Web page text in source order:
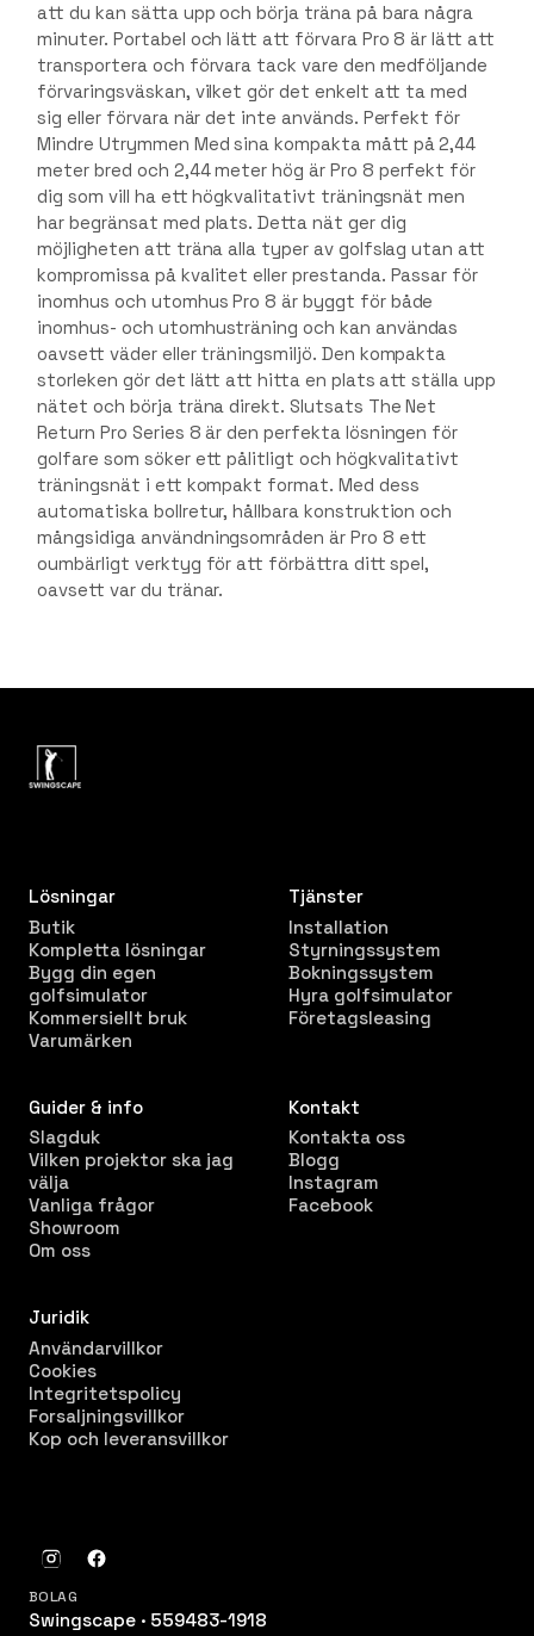
att du kan sätta upp och börja träna på bara några
minuter. Portabel och lätt att förvara Pro 8 är lätt att
transportera och förvara tack vare den medföljande
förvaringsväskan, vilket gör det enkelt att ta med
sig eller förvara när det inte används. Perfekt för
Mindre Utrymmen Med sina kompakta mått på 2,44
meter bred och 2,44 meter hög är Pro 8 perfekt för
dig som vill ha ett högkvalitativt träningsnät men
har begränsat med plats. Detta nät ger dig
möjligheten att träna alla typer av golfslag utan att
kompromissa på kvalitet eller prestanda. Passar för
inomhus och utomhus Pro 8 är byggt för både
inomhus- och utomhusträning och kan användas
oavsett väder eller träningsmiljö. Den kompakta
storleken gör det lätt att hitta en plats att ställa upp
nätet och börja träna direkt. Slutsats The Net
Return Pro Series 8 är den perfekta lösningen för
golfare som söker ett pålitligt och högkvalitativt
träningsnät i ett kompakt format. Med dess
automatiska bollretur, hållbara konstruktion och
mångsidiga användningsområden är Pro 8 ett
oumbärligt verktyg för att förbättra ditt spel,
oavsett var du tränar.
Lösningar
Butik
Kompletta lösningar
Bygg din egen
golfsimulator
Kommersiellt bruk
Varumärken
Tjänster
Installation
Styrningssystem
Bokningssystem
Hyra golfsimulator
Företagsleasing
Guider & info
Slagduk
Vilken projektor ska jag
välja
Vanliga frågor
Showroom
Om oss
Kontakt
Kontakta oss
Blogg
Instagram
Facebook
Juridik
Användarvillkor
Cookies
Integritetspolicy
Forsaljningsvillkor
Kop och leveransvillkor
BOLAG
Swingscape · 559483-1918